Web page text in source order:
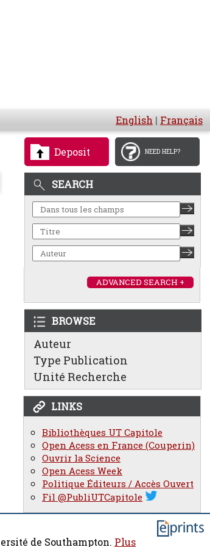
English | Français
Deposit NEED HELP?
SEARCH
ADVANCED SEARCH +
BROWSE
Auteur
Type Publication
Unité Recherche
LINKS
Bibliothèques UT Capitole
Open Acess en France (Couperin)
Ouvrir la Science
Open Acess Week
Politique Éditeurs / Accès Ouvert
Fil @PubliUTCapitole
de Southampton. Plus